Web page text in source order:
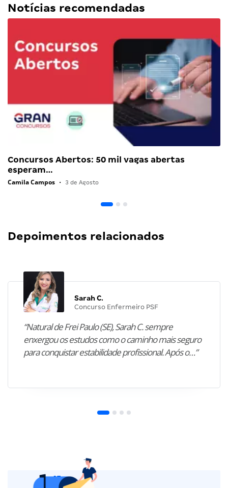
Notícias recomendadas
Concursos Abertos: 50 mil vagas abertas
esperam…
Camila Campos • 3 de Agosto
Depoimentos relacionados
Sarah C.
Concurso Enfermeiro PSF
“Natural de Frei Paulo (SE), Sarah C. sempre
enxergou os estudos como o caminho mais seguro
para conquistar estabilidade profissional. Após o…”